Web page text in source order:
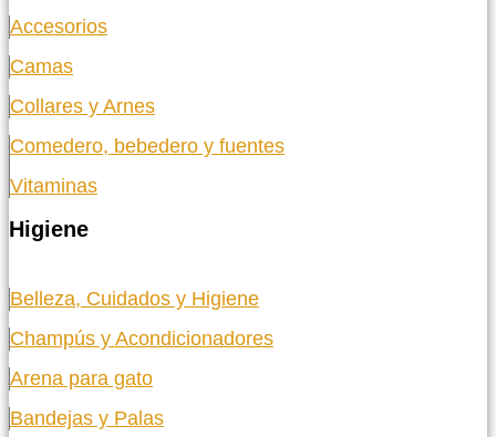
Accesorios
Camas
Collares y Arnes
Comedero, bebedero y fuentes
Vitaminas
Higiene
Belleza, Cuidados y Higiene
Champús y Acondicionadores
Arena para gato
Bandejas y Palas